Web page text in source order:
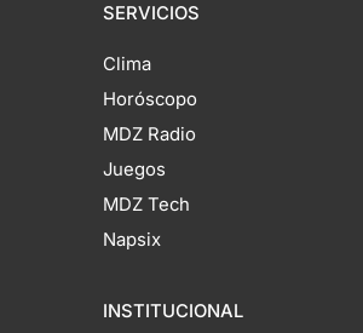
SERVICIOS
Clima
Horóscopo
MDZ Radio
Juegos
MDZ Tech
Napsix
INSTITUCIONAL